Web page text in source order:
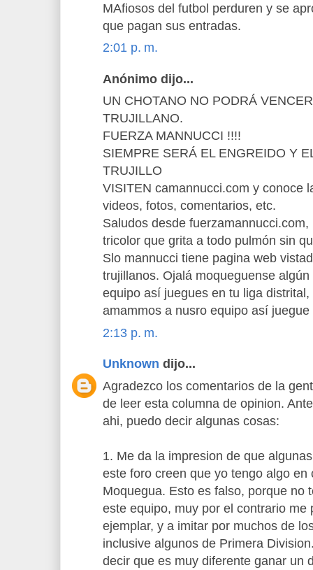
MAfiosos del futbol perduren y se
que pagan sus entradas.
2:01 p. m.
Anónimo dijo...
UN CHOTANO NO PODRÁ
TRUJILLANO.
FUERZA MANNUCCI !!!!
SIEMPRE SERÁ EL ENGREIDO Y
TRUJILLO
VISITEN camannucci.com y conoce
videos, fotos, comentarios, etc.
Saludos desde
tricolor que grita a todo pulmón sin
Slo mannucci tiene pagina web
trujillanos. Ojalá moqueguense
equipo así juegues en tu liga
amammos a nusro equipo así
2:13 p. m.
Unknown dijo...
Agradezco los comentarios de la
de leer esta columna de opinion.
ahi, puedo decir algunas cosas:
1. Me da la impresion de que
este foro creen que yo tengo algo en
Moquegua. Esto es falso, porque no
este equipo, muy por el contrario me
ejemplar, y a imitar por muchos de
inclusive algunos de Primera
decir que es muy diferente ganar un